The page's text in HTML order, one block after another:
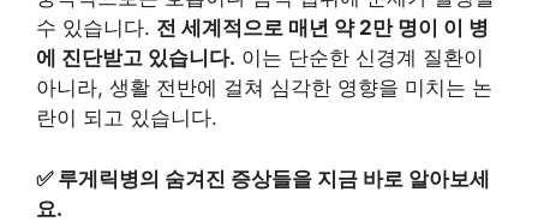
수 있습니다. 전 세계적으로 매년 약 2만 명이 이 병
에 진단받고 있습니다. 이는 단순한 신경계 질환이
아니라, 생활 전반에 걸쳐 심각한 영향을 미치는 논
란이 되고 있습니다.
✅ 루게릭병의 숨겨진 증상들을 지금 바로 알아보세
요.